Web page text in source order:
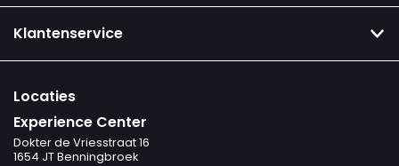
Klantenservice
Locaties
Experience Center
Dokter de Vriesstraat 16
1654 JT Benningbroek